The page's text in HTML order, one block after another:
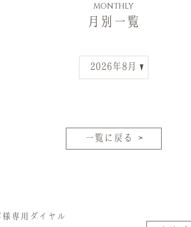
MONTHLY
月別一覧
一覧に戻る
様専用ダイヤル